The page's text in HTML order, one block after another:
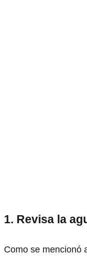
1. Revisa la
Como se mencionó